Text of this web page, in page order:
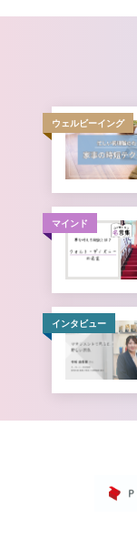
ウェルビーイング
マインド
インタビュー